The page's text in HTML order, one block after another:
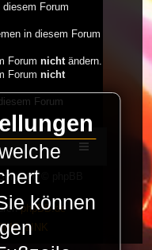
Forum
in diesem Forum
Forum nichtändern.
Forum nicht
Forum
© phpBB
phpBB.de
können